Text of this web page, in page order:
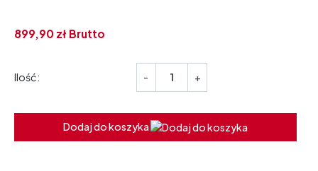
899,90 zł Brutto
Ilość: - +
Dodaj do koszyka